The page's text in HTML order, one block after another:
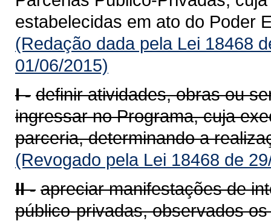
estabelecidas em ato do Poder
(Redação dada pela Lei 18468
01/06/2015)
I - definir atividades, obras ou
ingressar no Programa, cuja
parceria, determinando a
(Revogado pela Lei 18468 de
II - apreciar manifestações de
público-privadas, observados